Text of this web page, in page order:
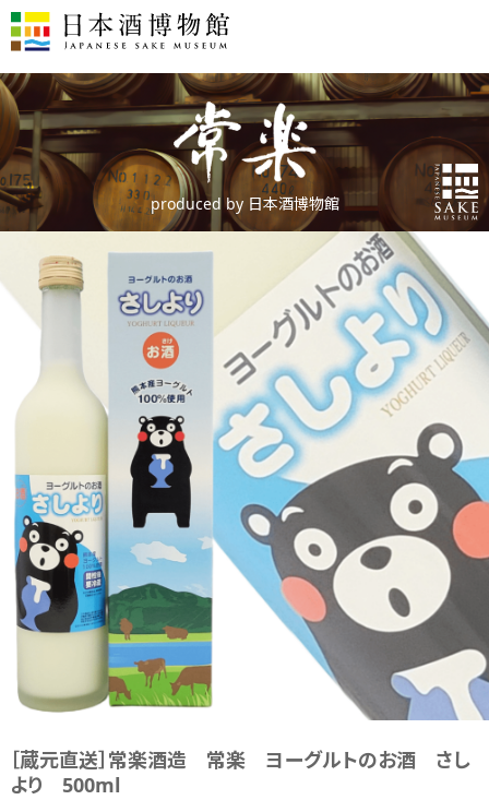
produced by 日本酒博物館
［蔵元直送］常楽酒造 常楽 ヨーグルトのお酒 さし
より 500ml